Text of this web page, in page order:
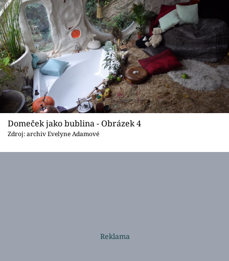
Domeček jako bublina - Obrázek 4
Zdroj: archiv Evelyne Adamové